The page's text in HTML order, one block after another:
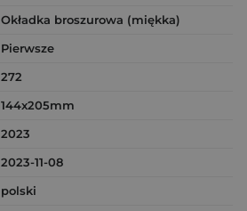
Okładka broszurowa (miękka)
Pierwsze
272
144x205mm
2023
2023-11-08
polski